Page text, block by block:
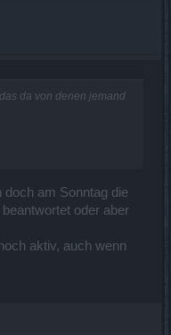
da von denen jemand
doch am Sonntag die
oder aber
aktiv, auch wenn